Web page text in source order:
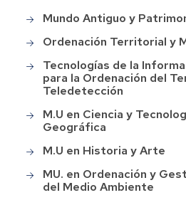
Mundo Antiguo y
Ordenación Territorial y
Tecnologías de la
para la Ordenación del
Teledetección
M.U en Ciencia y
Geográfica
M.U en Historia y Arte
MU. en Ordenación y
del Medio Ambiente